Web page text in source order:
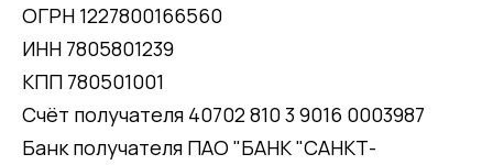
ОГРН 1227800166560
ИНН 7805801239
КПП 780501001
Счёт получателя 40702 810 3 9016 0003987
Банк получателя ПАО "БАНК "САНКТ-